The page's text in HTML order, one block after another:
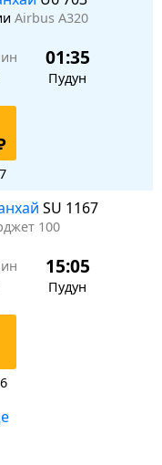
Airbus A320
01:35
Пудун
SU 1167
100
15:05
Пудун